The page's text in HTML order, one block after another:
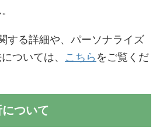
する詳細や、パーソナライズ
ついては、 こちらをご覧くだ
ついて